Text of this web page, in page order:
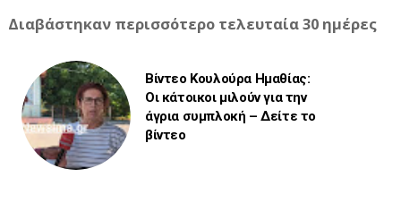
Διαβάστηκαν περισσότερο τελευταία 30 ημέρες
Βίντεο Κουλούρα Ημαθίας:
Οι κάτοικοι μιλούν για την
άγρια συμπλοκή – Δείτε το
βίντεο